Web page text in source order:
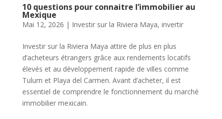
10 questions pour connaitre l’immobilier au
Mexique
Mai 12, 2026 | Investir sur la Riviera Maya, invertir
Investir sur la Riviera Maya attire de plus en plus
d’acheteurs étrangers grâce aux rendements locatifs
élevés et au développement rapide de villes comme
Tulum et Playa del Carmen. Avant d’acheter, il est
essentiel de comprendre le fonctionnement du marché
immobilier mexicain.